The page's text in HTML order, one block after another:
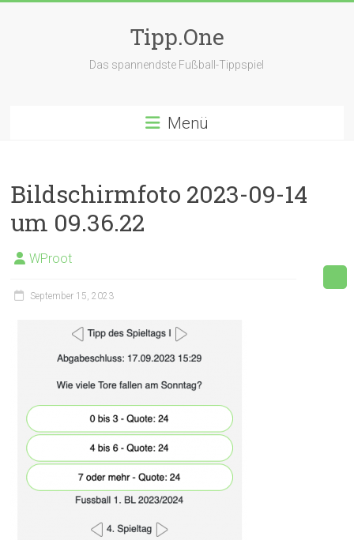
Tipp.One
Das spannendste Fußball-Tippspiel
Menü
Bildschirmfoto 2023-09-14
um 09.36.22
WProot
September 15, 2023